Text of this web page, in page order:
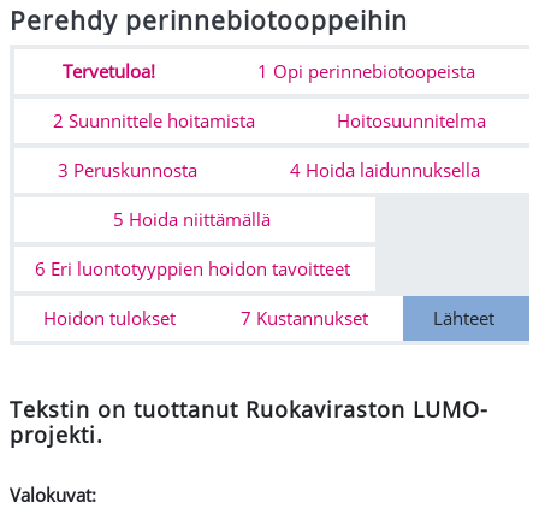
Perehdy perinnebiotooppeihin
Osion ääriviiva
Tervetuloa! 1 Opi perinnebiotoopeista
2 Suunnittele hoitamista Hoitosuunnitelma
3 Peruskunnosta 4 Hoida laidunnuksella
5 Hoida niittämällä
6 Eri luontotyyppien hoidon tavoitteet
Hoidon tulokset 7 Kustannukset Lähteet
Tekstin on tuottanut Ruokaviraston LUMO-
projekti.
Valokuvat: